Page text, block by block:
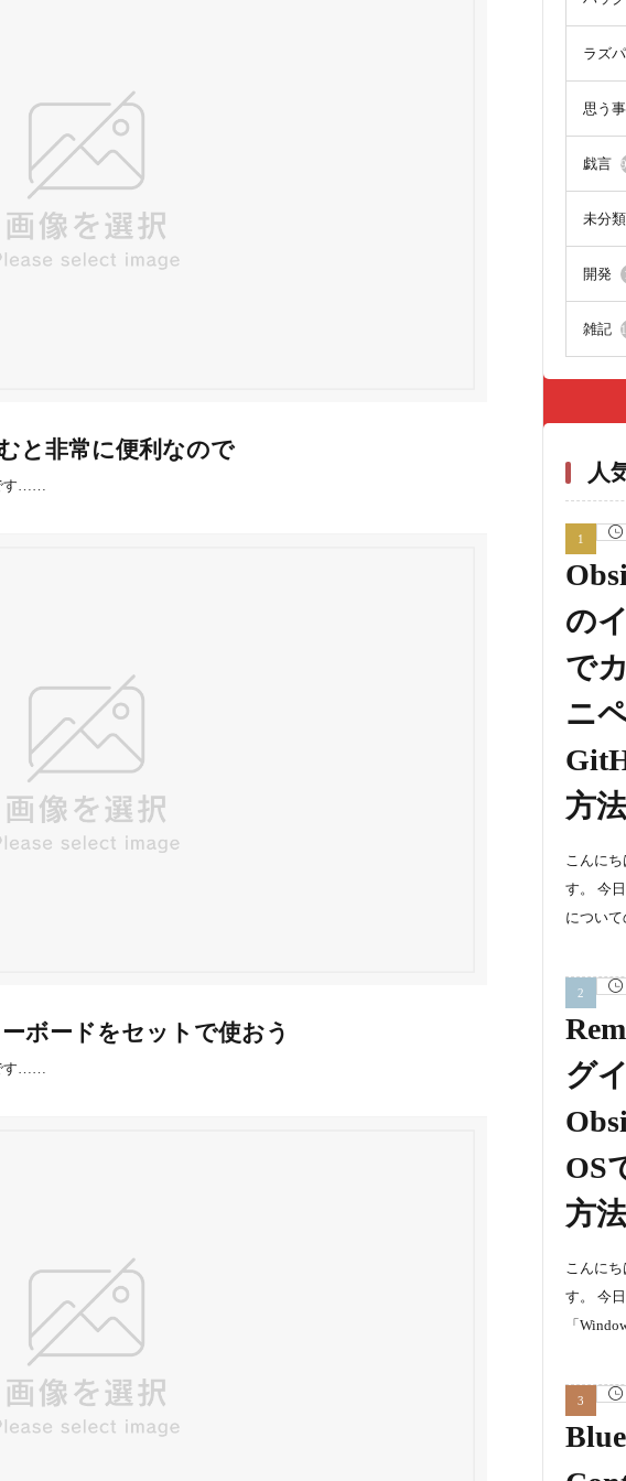
と非常に便利なので
す……
ボードをセットで使おう
す……
ラズ
思う事
戯言
未分類
開発
雑記
人
の
で
ニ
方法
こんに
す。 今
につい
グ
OS
方法
こんに
す。 今
「